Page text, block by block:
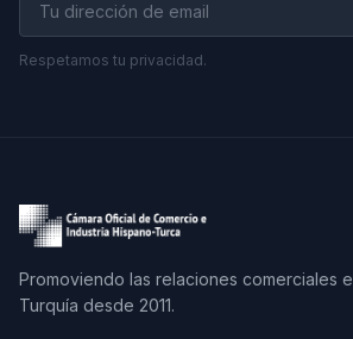
Respetamos tu privacidad.
Promoviendo las relaciones comerciales
Turquía desde 2011.